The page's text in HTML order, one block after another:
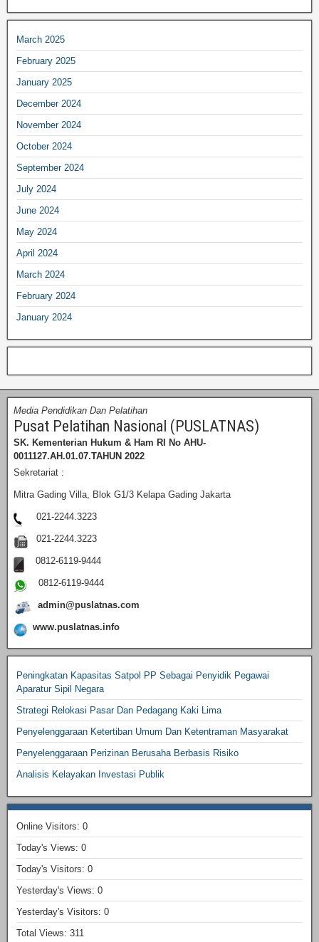
March 2025
February 2025
January 2025
December 2024
November 2024
October 2024
September 2024
July 2024
June 2024
May 2024
April 2024
March 2024
February 2024
January 2024
Media Pendidikan Dan Pelatihan
Pusat Pelatihan Nasional (PUSLATNAS)
SK. Kementerian Hukum & Ham RI
No AHU-
0011127.AH.01.07.TAHUN 2022
Sekretariat :
Mitra Gading Villa, Blok G1/3 Kelapa Gading Jakarta
021-2244.3223
021-2244.3223
0812-6119-9444
0812-6119-9444
admin@puslatnas.com
www.puslatnas.info
Peningkatan Kapasitas Satpol PP Sebagai Penyidik Pegawai
Aparatur Sipil Negara
Strategi Relokasi Pasar Dan Pedagang Kaki Lima
Penyelenggaraan Ketertiban Umum Dan Ketentraman Masyarakat
Penyelenggaraan Perizinan Berusaha Berbasis Risiko
Analisis Kelayakan Investasi Publik
Online Visitors: 0
Today's Views: 0
Today's Visitors: 0
Yesterday's Views: 0
Yesterday's Visitors: 0
Total Views: 311